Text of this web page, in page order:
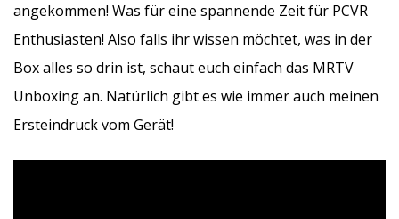
angekommen! Was für eine spannende Zeit für PCVR
Enthusiasten! Also falls ihr wissen möchtet, was in der
Box alles so drin ist, schaut euch einfach das MRTV
Unboxing an. Natürlich gibt es wie immer auch meinen
Ersteindruck vom Gerät!